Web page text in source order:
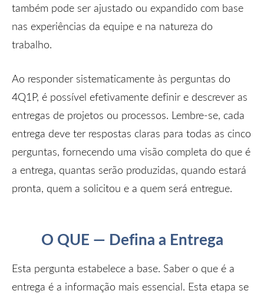
também pode ser ajustado ou expandido com base
nas experiências da equipe e na natureza do
trabalho.
Ao responder sistematicamente às perguntas do
4Q1P, é possível efetivamente definir e descrever as
entregas de projetos ou processos. Lembre-se, cada
entrega deve ter respostas claras para todas as cinco
perguntas, fornecendo uma visão completa do que é
a entrega, quantas serão produzidas, quando estará
pronta, quem a solicitou e a quem será entregue.
O QUE — Defina a Entrega
Esta pergunta estabelece a base. Saber o que é a
entrega é a informação mais essencial. Esta etapa se